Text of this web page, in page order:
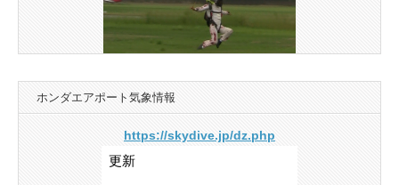
ホンダエアポート気象情報
https://skydive.jp/dz.php